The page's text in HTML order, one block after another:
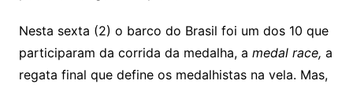
o
m
Nesta sexta (2) o barco do Brasil foi um dos 10 que
participaram da corrida da medalha, a medal race, a
regata final que define os medalhistas na vela. Mas,